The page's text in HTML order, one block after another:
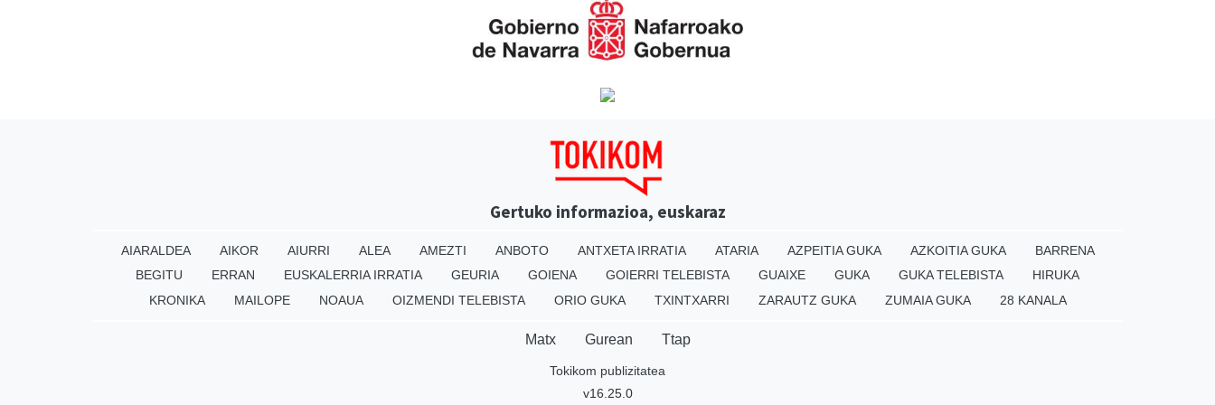
Gertuko informazioa, euskaraz
AIARALDEA AIKOR AIURRI ALEA AMEZTI ANBOTO ANTXETA IRRATIA ATARIA AZPEITIA GUKA AZKOITIA GUKA
BARRENA
BEGITU
ERRAN EUSKALERRIA IRRATIA GEURIA GOIENA GOIERRI TELEBISTA GUAIXE GUKA GUKA TELEBISTA
HIRUKA
KRONIKA
MAILOPE NOAUA OIZMENDI TELEBISTA ORIO GUKA TXINTXARRI ZARAUTZ GUKA ZUMAIA GUKA 28 KANALA
Matx Gurean Ttap
Tokikom publizitatea
v16.25.0